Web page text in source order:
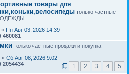
товары для
только частные
ОДЕЖДЫ
« Пн Авг 03, 2026 14:39
460081
только частные продажи и покупка
« Сб Авг 08, 2026 9:02
2054434 1 2 3 4 5